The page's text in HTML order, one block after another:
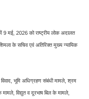
में 9 मई, 2026 को राष्ट्रीय लोक अदालत
के सचिव एवं अतिरिक्त मुख्य न्यायिक
विवाद, भूमि अधिग्रहण संबंधी मामले, श्रम
मामले, विद्युत व दूरभाष बिल के मामले,